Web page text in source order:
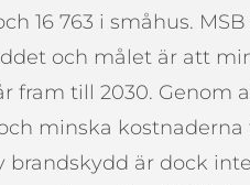
16 763 i småhus.
och målet är att
fram till 2030. Genom
minska
brandskydd är dock